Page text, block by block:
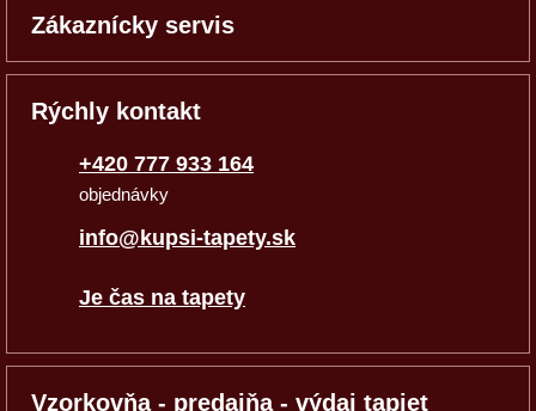
Zákaznícky servis
Rýchly kontakt
+420 777 933 164
objednávky
info@kupsi-tapety.sk
Je čas na tapety
Vzorkovňa - predajňa - výdaj tapiet